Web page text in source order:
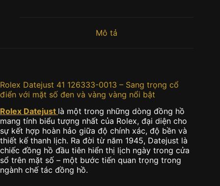
Mô tả
Rolex Datejust 41 126333-0013 – Sang trọng cổ
điển với mặt số đen và vàng vàng nổi bật
Rolex Datejust là một trong những dòng đồng hồ
mang tính biểu tượng nhất của Rolex, đại diện cho
sự kết hợp hoàn hảo giữa độ chính xác, độ bền và
thiết kế thanh lịch. Ra đời từ năm 1945, Datejust là
chiếc đồng hồ đầu tiên hiển thị lịch ngày trong cửa
sổ trên mặt số – một bước tiến quan trọng trong
ngành chế tác đồng hồ.